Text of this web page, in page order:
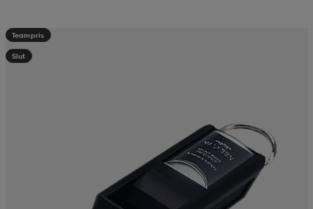
Teampris
Slut